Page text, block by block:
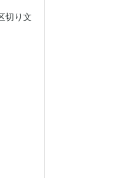
切り文